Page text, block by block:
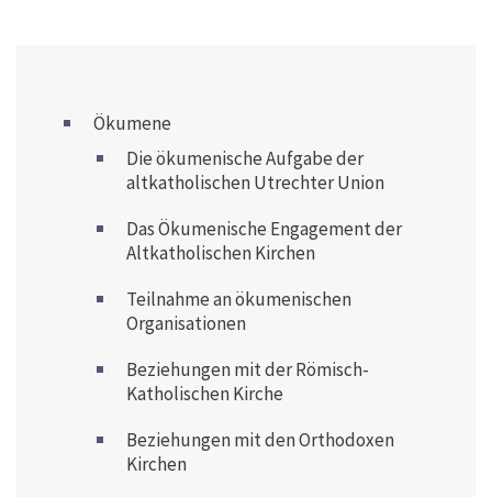
Ökumene
Die ökumenische Aufgabe der
altkatholischen Utrechter Union
Das Ökumenische Engagement der
Altkatholischen Kirchen
Teilnahme an ökumenischen
Organisationen
Beziehungen mit der Römisch-
Katholischen Kirche
Beziehungen mit den Orthodoxen
Kirchen